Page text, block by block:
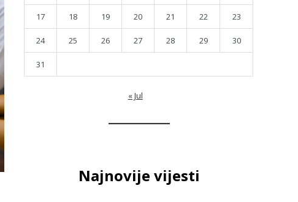
17 18 19 20 21 22 23
24 25 26 27 28 29 30
31
« Jul
Najnovije vijesti